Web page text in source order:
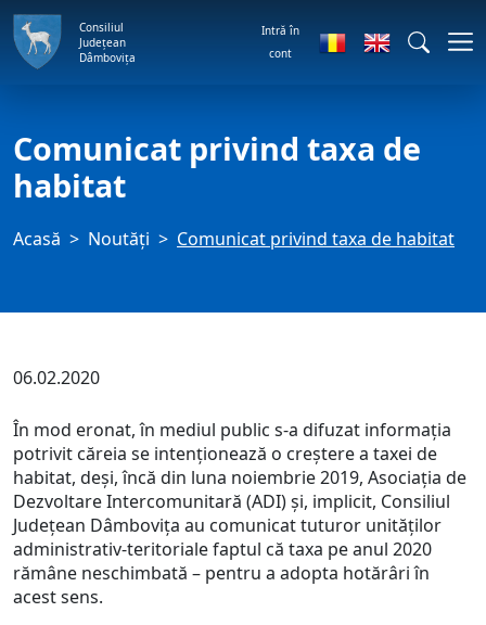
Consiliul
Județean
Dâmbovița
Intră în
cont
Comunicat privind taxa de
habitat
Acasă Noutăți Comunicat privind taxa de habitat
06.02.2020
În mod eronat, în mediul public s-a difuzat informația
potrivit căreia se intenționează o creștere a taxei de
habitat, deși, încă din luna noiembrie 2019, Asociația de
Dezvoltare Intercomunitară (ADI) și, implicit, Consiliul
Județean Dâmbovița au comunicat tuturor unităților
administrativ-teritoriale faptul că taxa pe anul 2020
rămâne neschimbată – pentru a adopta hotărâri în
acest sens.